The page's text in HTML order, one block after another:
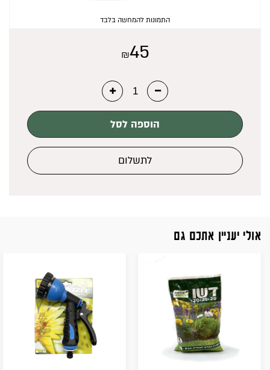
התמונות להמחשה בלבד
45
₪
הוספה לסל
לתשלום
אולי יעניין אתכם גם